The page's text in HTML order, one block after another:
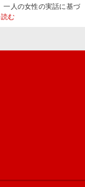
一人の女性の実話に基づ
む